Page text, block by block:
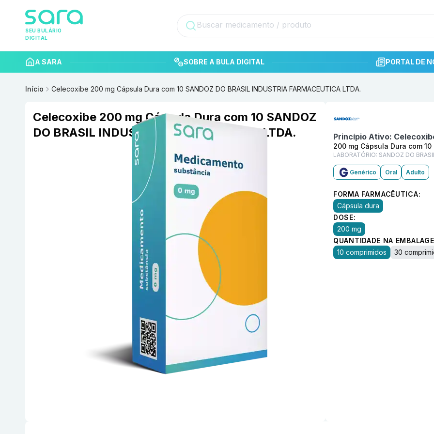
SEU BULÁRIO
DIGITAL
A SARA SOBRE A BULA DIGITAL PORTAL DE
Início Celecoxibe 200 mg Cápsula Dura com 10 SANDOZ DO BRASIL INDUSTRIA FARMACEUTICA LTDA.
Celecoxibe 200 mg Cápsula Dura com 10 SANDOZ
DO BRASIL INDUSTRIA FARMACEUTICA LTDA.
Princípio Ativo:
200 mg Cápsula Dura com 10
LABORATÓRIO: SANDOZ DO
Genérico Oral Adulto
FORMA FARMACÊUTICA:
Cápsula dura
DOSE:
200 mg
QUANTIDADE NA
10 comprimidos
30